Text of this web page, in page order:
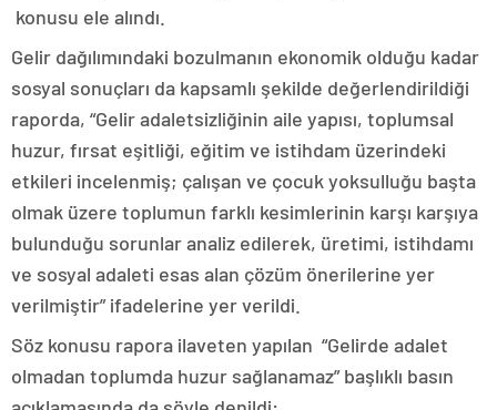
konusu ele alındı.
Gelir dağılımındaki bozulmanın ekonomik olduğu kadar
sosyal sonuçları da kapsamlı şekilde değerlendirildiği
raporda, “Gelir adaletsizliğinin aile yapısı, toplumsal
huzur, fırsat eşitliği, eğitim ve istihdam üzerindeki
etkileri incelenmiş; çalışan ve çocuk yoksulluğu başta
olmak üzere toplumun farklı kesimlerinin karşı karşıya
bulunduğu sorunlar analiz edilerek, üretimi, istihdamı
ve sosyal adaleti esas alan çözüm önerilerine yer
verilmiştir” ifadelerine yer verildi.
Söz konusu rapora ilaveten yapılan “Gelirde adalet
olmadan toplumda huzur sağlanamaz” başlıklı basın